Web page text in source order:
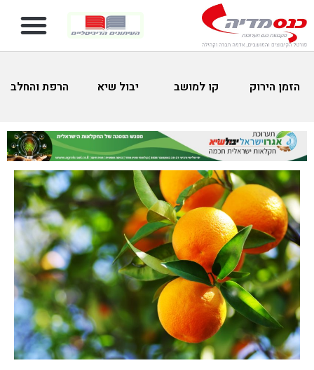
הזמן הירוק קו למושב יבול שיא הרפת והחלב